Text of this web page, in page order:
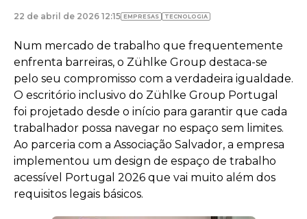
22 de abril de 2026 12:15 EMPRESAS TECNOLOGIA
Num mercado de trabalho que frequentemente
enfrenta barreiras, o Zühlke Group destaca-se
pelo seu compromisso com a verdadeira igualdade.
O escritório inclusivo do Zühlke Group Portugal
foi projetado desde o início para garantir que cada
trabalhador possa navegar no espaço sem limites.
Ao parceria com a Associação Salvador, a empresa
implementou um design de espaço de trabalho
acessível Portugal 2026 que vai muito além dos
requisitos legais básicos.